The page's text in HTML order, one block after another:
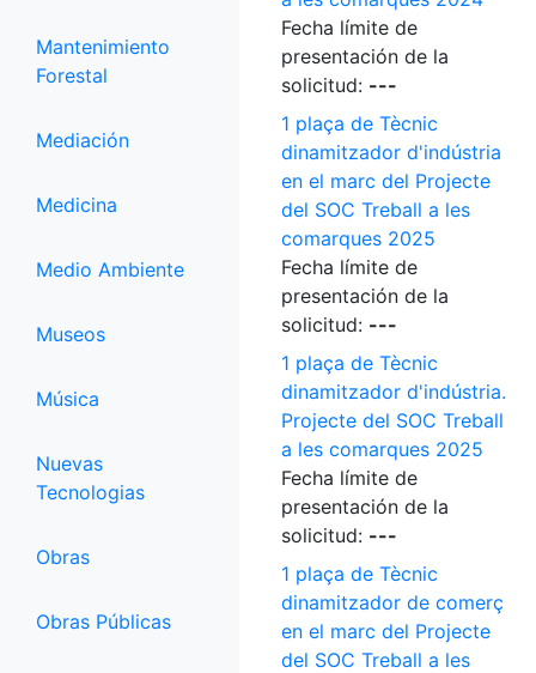
Mantenimiento
Forestal
Mediación
Medicina
Medio Ambiente
Museos
Música
Nuevas
Tecnologias
Obras
Obras Públicas
Fecha límite de
presentación de la
solicitud: ---
1 plaça de Tècnic
dinamitzador d'indústria
en el marc del Projecte
del SOC Treball a les
comarques 2025
Fecha límite de
presentación de la
solicitud: ---
1 plaça de Tècnic
dinamitzador d'indústria.
Projecte del SOC Treball
a les comarques 2025
Fecha límite de
presentación de la
solicitud: ---
1 plaça de Tècnic
dinamitzador de comerç
en el marc del Projecte
del SOC Treball a les